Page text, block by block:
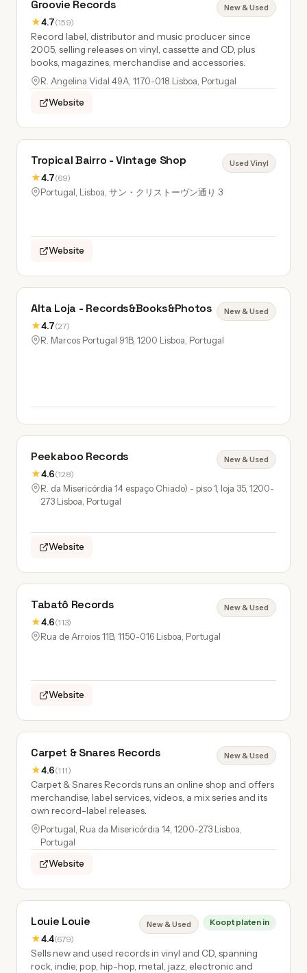
Groovie Records
★4.7(159)
New & Used
Record label, distributor and music producer since
2005, selling releases on vinyl, cassette and CD, plus
books, magazines, merchandise and accessories.
R. Angelina Vidal 49A, 1170-018 Lisboa, Portugal
Website
Tropical Bairro - Vintage Shop
★4.7(69)
Used Vinyl
Portugal, Lisboa, サン・クリストーヴン通り 3
Website
Alta Loja - Records&Books&Photos
★4.7(27)
New & Used
R. Marcos Portugal 91B, 1200 Lisboa, Portugal
Peekaboo Records
★4.6(128)
New & Used
R. da Misericórdia 14 espaço Chiado) - piso 1, loja 35, 1200-
273 Lisboa, Portugal
Website
Tabatô Records
★4.6(113)
New & Used
Rua de Arroios 11B, 1150-016 Lisboa, Portugal
Website
Carpet & Snares Records
★4.6(111)
New & Used
Carpet & Snares Records runs an online shop and offers
merchandise, label services, videos, a mix series and its
own record-label releases.
Portugal, Rua da Misericórdia 14, 1200-273 Lisboa,
Portugal
Website
Louie Louie
★4.4(679)
New & Used Koopt platen in
Sells new and used records in vinyl and CD, spanning
rock, indie, pop, hip-hop, metal, jazz, electronic and